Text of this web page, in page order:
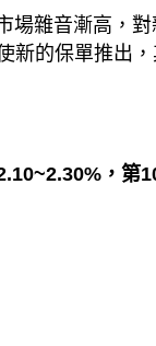
雜音漸高，
的保單推出
，第